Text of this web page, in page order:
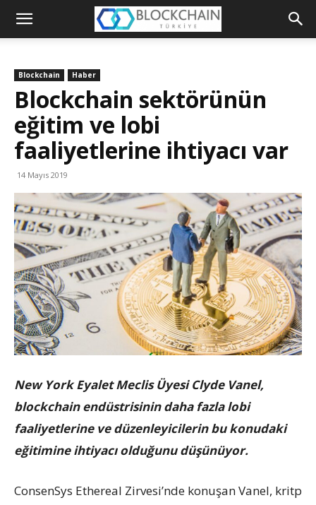
Blockchain
Platformu
Blockchain Haber
Blockchain sektörünün
eğitim ve lobi
faaliyetlerine ihtiyacı var
14 Mayıs 2019
New York Eyalet Meclis Üyesi Clyde Vanel,
blockchain endüstrisinin daha fazla lobi
faaliyetlerine ve düzenleyicilerin bu konudaki
eğitimine ihtiyacı olduğunu düşünüyor.
ConsenSys Ethereal Zirvesi’nde konuşan Vanel, kritp